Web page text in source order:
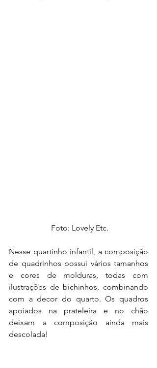
Foto: Lovely Etc.
Nesse quartinho infantil, a composição
de quadrinhos possui vários tamanhos
e cores de molduras, todas com
ilustrações de bichinhos, combinando
com a decor do quarto. Os quadros
apoiados na prateleira e no chão
deixam a composição ainda mais
descolada!